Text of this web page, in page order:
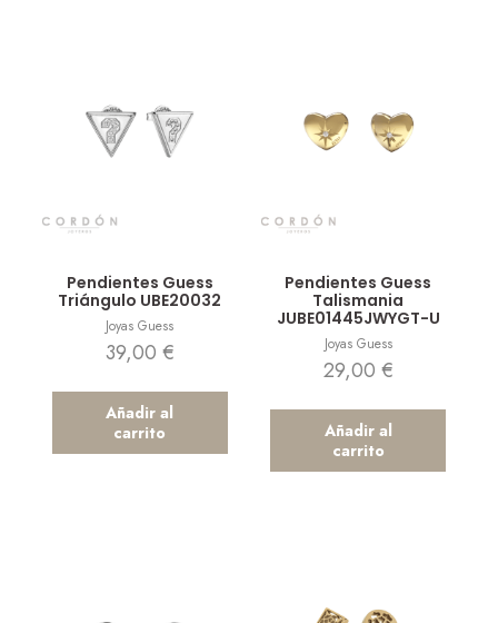
Pendientes Guess
Triángulo UBE20032
Joyas Guess
39,00 €
Añadir al
carrito
Pendientes Guess
Talismania
JUBE01445JWYGT-U
Joyas Guess
29,00 €
Añadir al
carrito